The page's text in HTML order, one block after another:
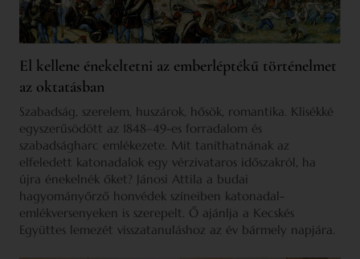
El kellene énekeltetni az emberléptékű történelmet
az oktatásban
Szabadság, szerelem, huszárok, hősök, romantika. Klisékké
egyszerűsödött az 1848–49-es forradalom és
szabadságharc emlékezete. Mit taníthatnának az
elfeledett katonadalok egy vérzivataros időszakról, ha
újra énekelnék őket? Jánosi Attila a budai
hagyományőrző honvédek színeiben katonadal-
emlékversenyeken is szerepelt. Ő ajánlja a Kecskés
Együttes lemezét visszatanuláshoz az év bármely napjára.